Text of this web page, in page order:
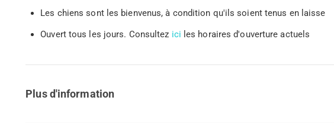
Les chiens sont les bienvenus, à condition qu'ils soient tenus en laisse
Ouvert tous les jours. Consultez ici les horaires d'ouverture actuels
Plus d'information